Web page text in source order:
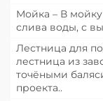
Мойка – В мойку
слива воды, с
Лестница для
лестница из
точёными
проекта..